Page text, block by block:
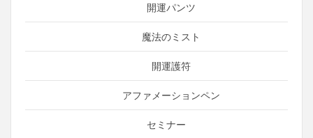
開運パンツ
魔法のミスト
開運護符
アファメーションペン
セミナー